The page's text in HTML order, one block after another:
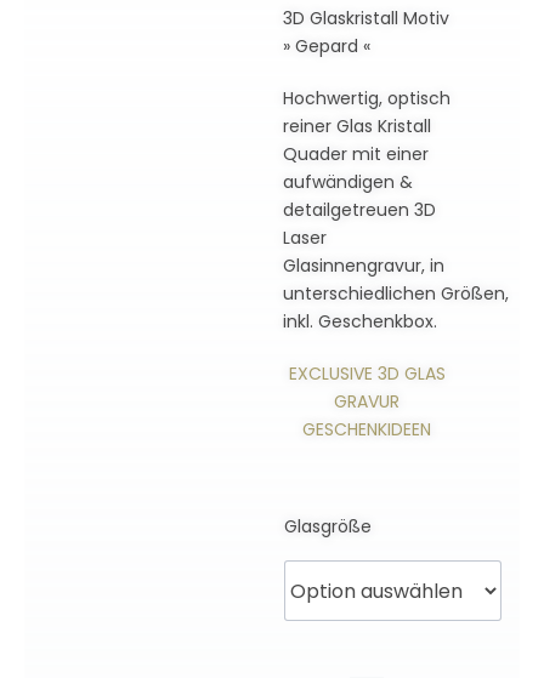
3D Glaskristall Motiv
» Gepard «
Hochwertig, optisch
reiner Glas Kristall
Quader mit einer
aufwändigen &
detailgetreuen 3D
Laser
Glasinnengravur, in
unterschiedlichen Größen,
inkl. Geschenkbox.
EXCLUSIVE 3D GLAS
GRAVUR
GESCHENKIDEEN
Glasgröße